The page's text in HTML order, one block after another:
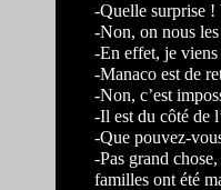
-Quelle surprise !
-Non, on nous les
-En effet, je viens
-Manaco est de
-Non, c’est
-Il est du côté de
-Que pouvez-
-Pas grand
familles ont été